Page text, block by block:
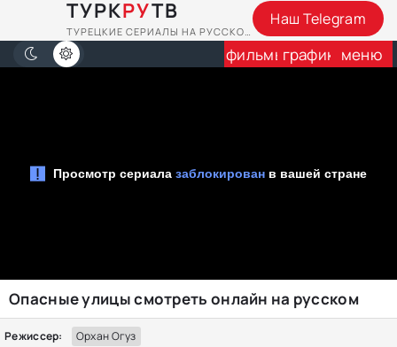
ТУРКРУТВ
ТУРЕЦКИЕ СЕРИАЛЫ НА РУССКОМ
Наш Telegram
фильмыграфик меню
Опасные улицы смотреть онлайн на русском
Режиссер:
Орхан Огуз